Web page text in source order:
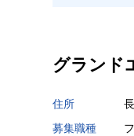
グランド
住所
募集職種